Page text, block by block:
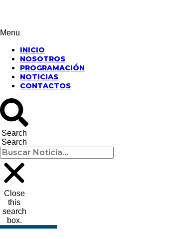
Menu
INICIO
NOSOTROS
PROGRAMACIÓN
NOTICIAS
CONTACTOS
Search
Search
Close
this
search
box.